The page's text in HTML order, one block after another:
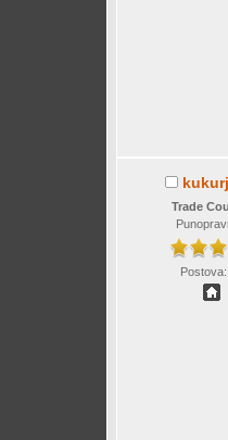
Trade